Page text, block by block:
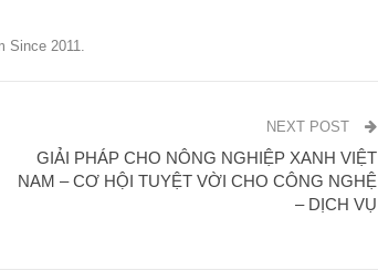
2011.
NEXT POST
GIẢI PHÁP CHO NÔNG NGHIỆP XANH VIỆT
NAM – CƠ HỘI TUYỆT VỜI CHO CÔNG NGHỆ
– DỊCH VỤ